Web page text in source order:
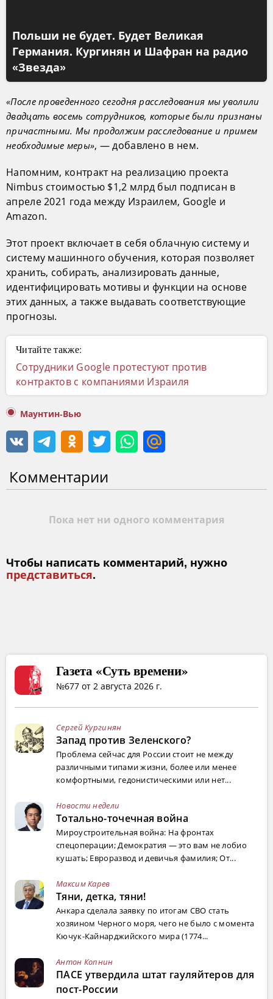
Польши не будет. Будет Великая
Германия. Кургинян и Шафран на радио
«Звезда»
«После проведенного сегодня расследования мы уволили
двадцать восемь сотрудников, которые были признаны
причастными. Мы продолжим расследование и примем
необходимые меры», — добавлено в нем.
Напомним, контракт на реализацию проекта
Nimbus стоимостью $1,2 млрд был подписан в
апреле 2021 года между Израилем, Google и
Amazon.
Этот проект включает в себя облачную систему и
систему машинного обучения, которая позволяет
хранить, собирать, анализировать данные,
идентифицировать мотивы и функции на основе
этих данных, а также выдавать соответствующие
прогнозы.
Читайте также:
Сотрудники Google протестуют против
контрактов с компаниями Израиля
Маунтин-Вью
Комментарии
Пока нет ни одного комментария
Чтобы написать комментарий, нужно
представиться.
Газета «Суть времени»
№677 от 2 августа 2026 г.
Сергей Кургинян
Запад против Зеленского?
Проблема сейчас для России стоит не между
различными типами жизни, более или менее
комфортными, гедонистическими или нет...
Новости недели
Тотально-точечная война
Мироустроительная война: На фронтах
спецоперации; Демократия — это вам не лобио
кушать; Евроразвод и девичья фамилия; От...
Максим Карев
Тяни, детка, тяни!
Анкара сделала заявку по итогам СВО стать
хозяином Черного моря, чего не было с момента
Кючук-Кайнарджийского мира (1774...
Антон Копнин
ПАСЕ утвердила штат гауляйтеров для
пост-России